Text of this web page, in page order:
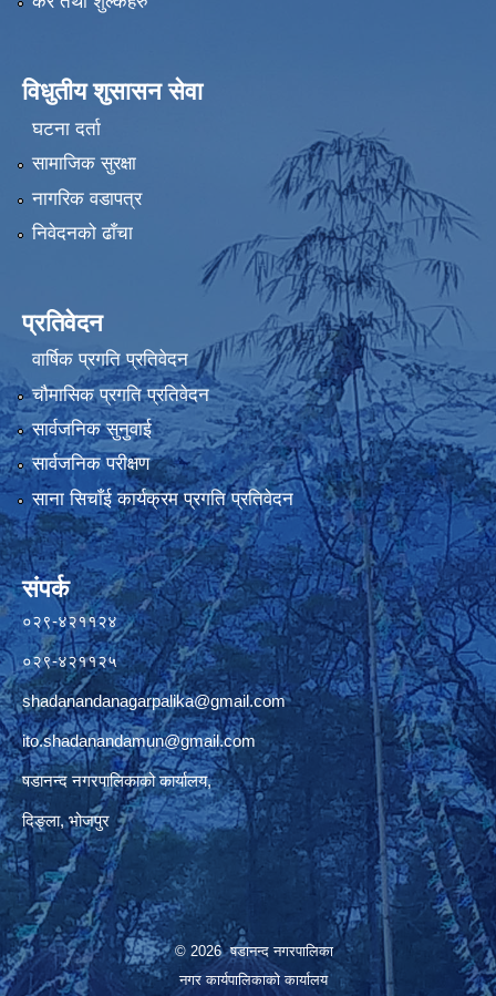
विधुतीय शुसासन सेवा
घटना दर्ता
सामाजिक सुरक्षा
नागरिक वडापत्र
निवेदनको ढाँचा
प्रतिवेदन
वार्षिक प्रगति प्रतिवेदन
चौमासिक प्रगति प्रतिवेदन
सार्वजनिक सुनुवाई
सार्वजनिक परीक्षण
साना सिचाँई कार्यक्रम प्रगति प्रतिवेदन
संपर्क
०२९-४२११२४
०२९-४२११२५
shadanandanagarpalika@gmail.com
ito.shadanandamun@gmail.com
षडानन्द नगरपालिकाको कार्यालय,
दिङ्ला, भोजपुर
© 2026 षडानन्द नगरपालिका
नगर कार्यपालिकाको कार्यालय